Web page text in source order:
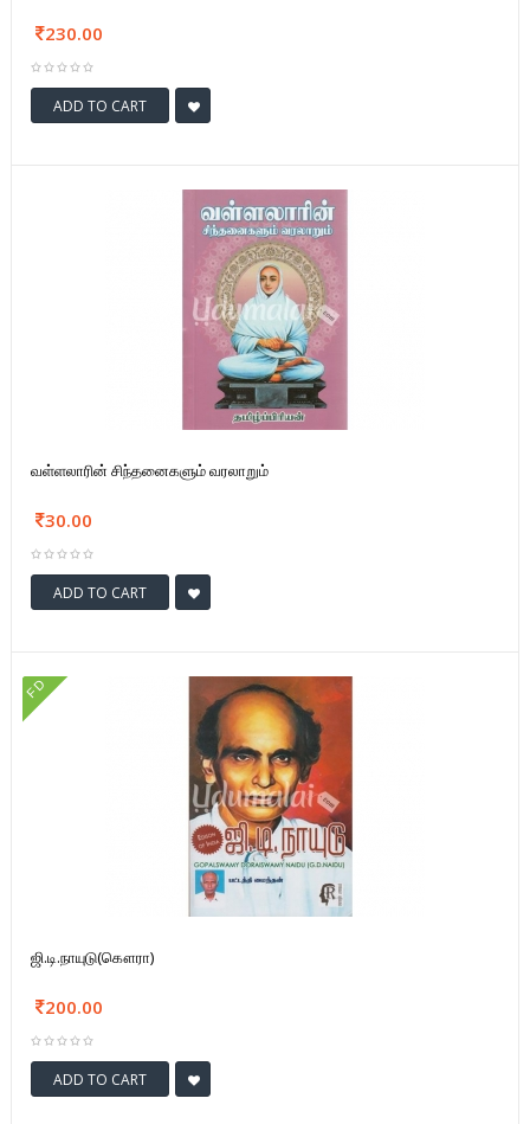
230.00
ADD TO CART
வள்ளலாரின் சிந்தனைகளும் வரலாறும்
30.00
ADD TO CART
FD
ஜி.டி.நாயுடு(கௌரா)
200.00
ADD TO CART